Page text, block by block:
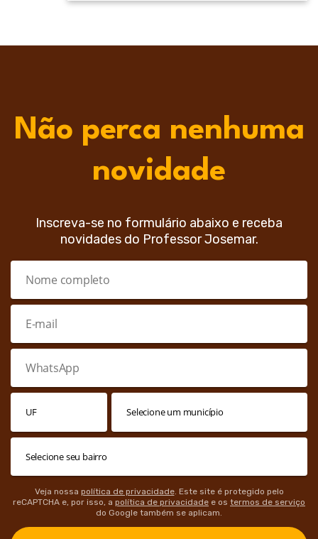
Não perca nenhuma
novidade
Inscreva-se no formulário abaixo e receba
novidades do Professor Josemar.
Veja nossa política de privacidade. Este site é protegido pelo
reCAPTCHA e, por isso, a política de privacidade e os termos de serviço
do Google também se aplicam.